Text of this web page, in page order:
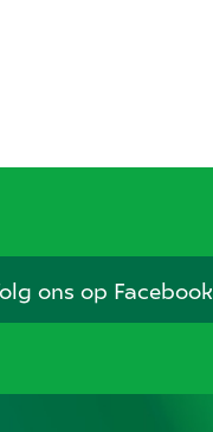
ons op Facebook